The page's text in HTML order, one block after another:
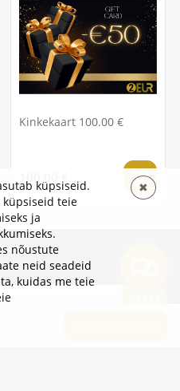
Kinkekaart 100.00 €
küpsiseid.
küpsiseid teie
ja
nõustute
neid seadeid
kuidas me teie
✖